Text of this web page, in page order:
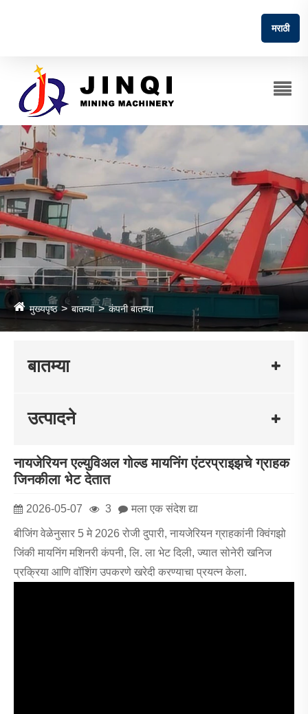
मराठी
मुख्यपृष्ठ बातम्या कंपनी बातम्या
बातम्या
उत्पादने
नायजेरियन एल्युविअल गोल्ड मायनिंग एंटरप्राइझचे ग्राहक
जिनकीला भेट देतात
2026-05-07 3 मला एक संदेश द्या
बीजिंग वेळेनुसार 5 मे 2026 रोजी दुपारी, नायजेरियन ग्राहकांनी क्विंगझो
जिंकी मायनिंग मशिनरी कंपनी, लि. ला भेट दिली, ज्यात सोनेरी खनिज
प्रक्रिया आणि वॉशिंग उपकरणे खरेदी करण्याचा प्रयत्न केला.